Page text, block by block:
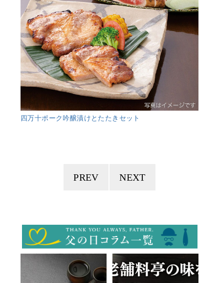
四万十ポーク吟醸漬けとたたきセット
PREV NEXT